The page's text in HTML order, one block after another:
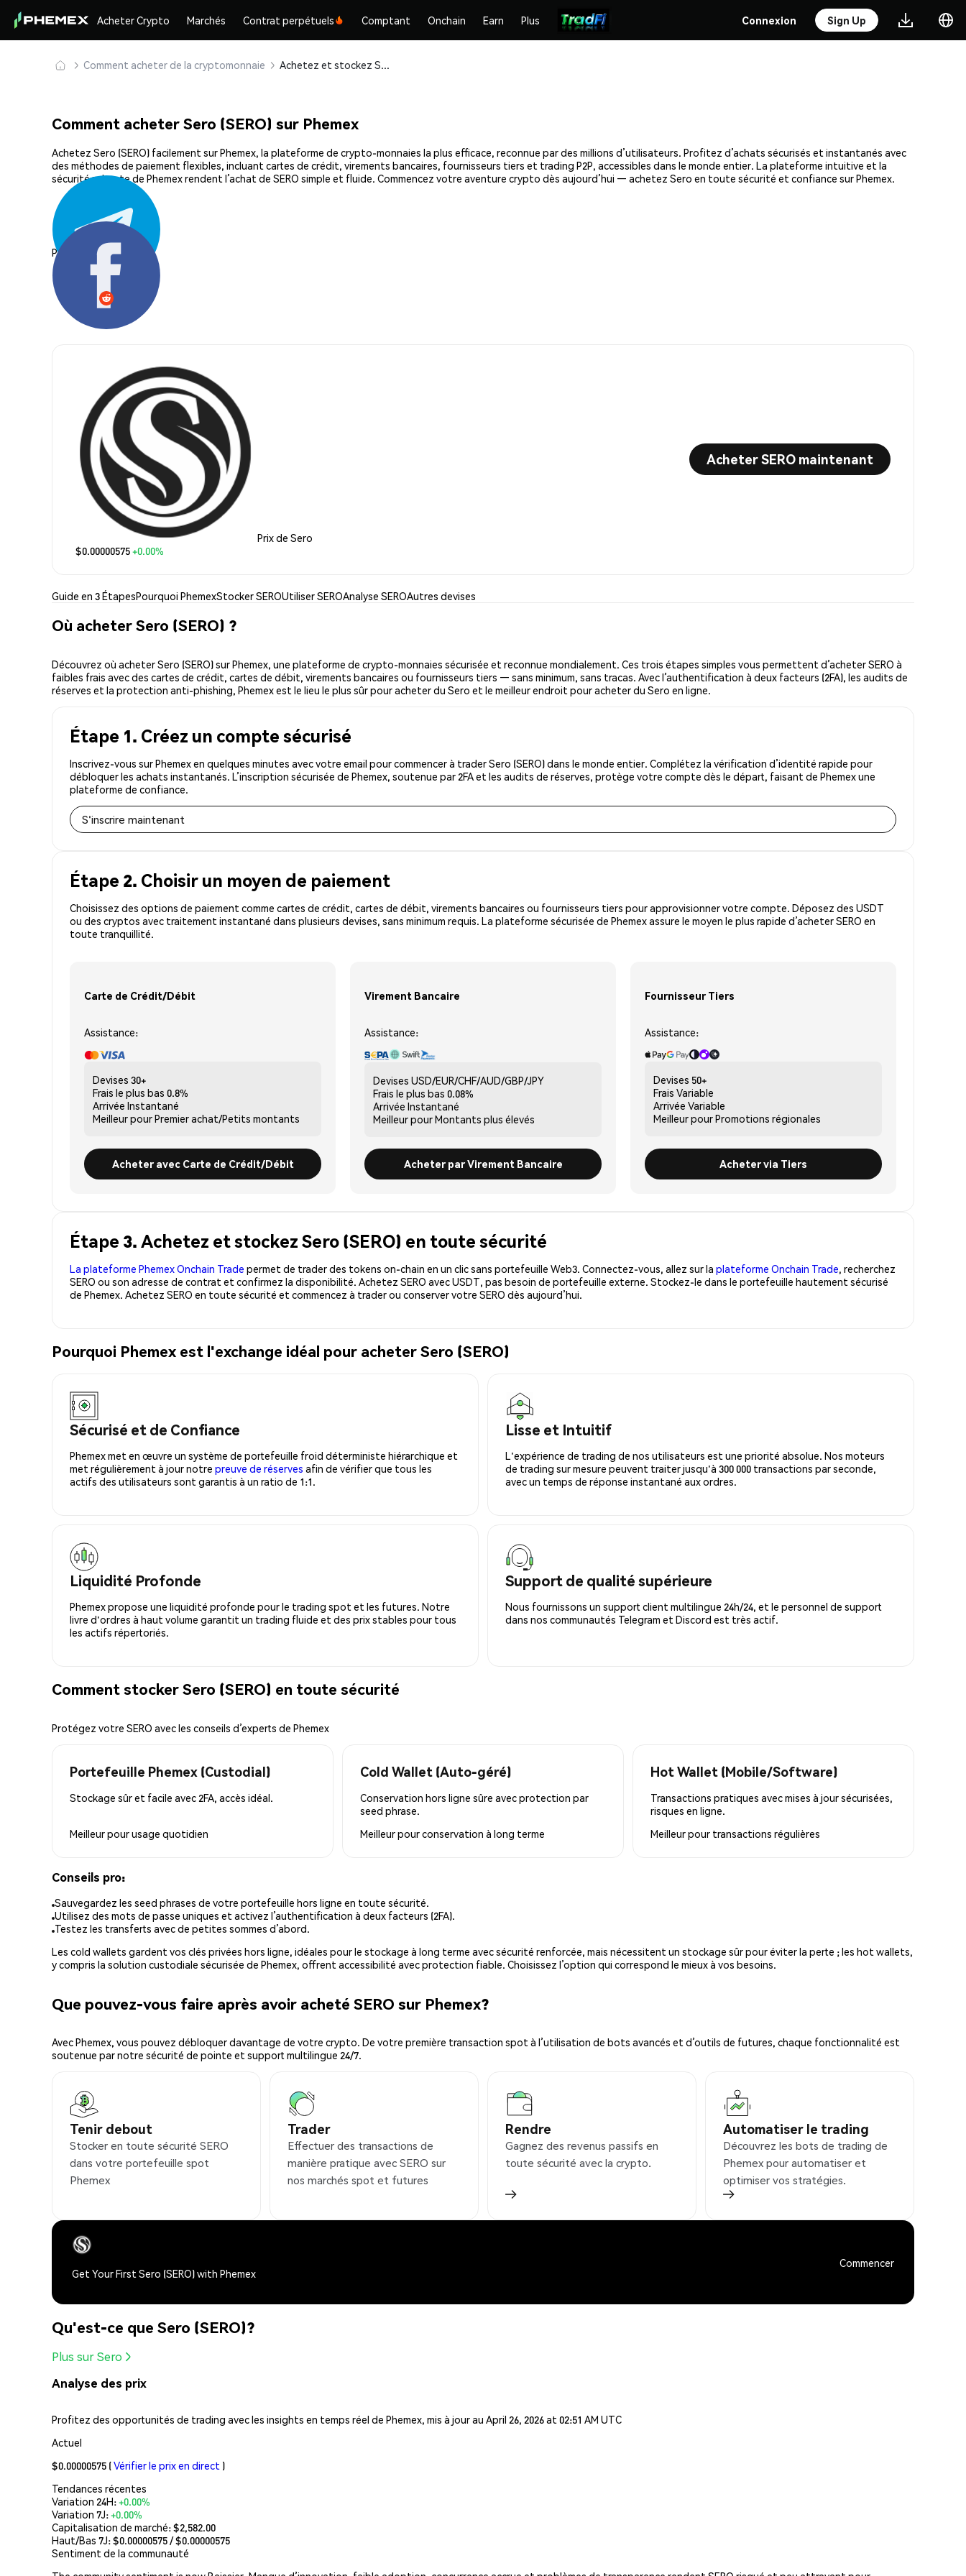
Acheter Crypto Marchés Contrat perpétuels Comptant Onchain Earn Plus Connexion Sign Up
Comment acheter de la cryptomonnaie Achetez et stockez Sero (SERO) en toute sécurité
Comment acheter Sero (SERO) sur Phemex
Achetez Sero (SERO) facilement sur Phemex, la plateforme de crypto-monnaies la plus efficace, reconnue par des millions d’utilisateurs. Profitez d’achats sécurisés et instantanés avec
des méthodes de paiement flexibles, incluant cartes de crédit, virements bancaires, fournisseurs tiers et trading P2P, accessibles dans le monde entier. La plateforme intuitive et la
sécurité robuste de Phemex rendent l’achat de SERO simple et fluide. Commencez votre aventure crypto dès aujourd’hui — achetez Sero en toute sécurité et confiance sur Phemex.
Partager:
Prix de Sero
$0.00000575+0.00%
Acheter SERO maintenant
Guide en 3 ÉtapesPourquoi PhemexStocker SEROUtiliser SEROAnalyse SEROAutres devises
Où acheter Sero (SERO) ?
Découvrez où acheter Sero (SERO) sur Phemex, une plateforme de crypto-monnaies sécurisée et reconnue mondialement. Ces trois étapes simples vous permettent d’acheter SERO à
faibles frais avec des cartes de crédit, cartes de débit, virements bancaires ou fournisseurs tiers — sans minimum, sans tracas. Avec l’authentification à deux facteurs (2FA), les audits de
réserves et la protection anti-phishing, Phemex est le lieu le plus sûr pour acheter du Sero et le meilleur endroit pour acheter du Sero en ligne.
Étape 1. Créez un compte sécurisé
Inscrivez-vous sur Phemex en quelques minutes avec votre email pour commencer à trader Sero (SERO) dans le monde entier. Complétez la vérification d’identité rapide pour
débloquer les achats instantanés. L’inscription sécurisée de Phemex, soutenue par 2FA et les audits de réserves, protège votre compte dès le départ, faisant de Phemex une
plateforme de confiance.
S'inscrire maintenant
Étape 2. Choisir un moyen de paiement
Choisissez des options de paiement comme cartes de crédit, cartes de débit, virements bancaires ou fournisseurs tiers pour approvisionner votre compte. Déposez des USDT
ou des cryptos avec traitement instantané dans plusieurs devises, sans minimum requis. La plateforme sécurisée de Phemex assure le moyen le plus rapide d’acheter SERO en
toute tranquillité.
Carte de Crédit/Débit
Assistance:
Devises 30+
Frais le plus bas 0.8%
Arrivée Instantané
Meilleur pourPremier achat/Petits montants
Acheter avec Carte de Crédit/Débit
Virement Bancaire
Assistance:
Devises USD/EUR/CHF/AUD/GBP/JPY
Frais le plus bas 0.08%
Arrivée Instantané
Meilleur pourMontants plus élevés
Acheter par Virement Bancaire
Fournisseur Tiers
Assistance:
Devises 50+
Frais Variable
Arrivée Variable
Meilleur pourPromotions régionales
Acheter via Tiers
Étape 3. Achetez et stockez Sero (SERO) en toute sécurité
La plateforme Phemex Onchain Trade permet de trader des tokens on-chain en un clic sans portefeuille Web3. Connectez-vous, allez sur la plateforme Onchain Trade, recherchez
SERO ou son adresse de contrat et confirmez la disponibilité. Achetez SERO avec USDT, pas besoin de portefeuille externe. Stockez-le dans le portefeuille hautement sécurisé
de Phemex. Achetez SERO en toute sécurité et commencez à trader ou conserver votre SERO dès aujourd’hui.
Pourquoi Phemex est l'exchange idéal pour acheter Sero (SERO)
Sécurisé et de Confiance
Phemex met en œuvre un système de portefeuille froid déterministe hiérarchique et
met régulièrement à jour notre preuve de réserves afin de vérifier que tous les
actifs des utilisateurs sont garantis à un ratio de 1:1.
Lisse et Intuitif
L'expérience de trading de nos utilisateurs est une priorité absolue. Nos moteurs
de trading sur mesure peuvent traiter jusqu'à 300 000 transactions par seconde,
avec un temps de réponse instantané aux ordres.
Liquidité Profonde
Phemex propose une liquidité profonde pour le trading spot et les futures. Notre
livre d'ordres à haut volume garantit un trading fluide et des prix stables pour tous
les actifs répertoriés.
Support de qualité supérieure
Nous fournissons un support client multilingue 24h/24, et le personnel de support
dans nos communautés Telegram et Discord est très actif.
Comment stocker Sero (SERO) en toute sécurité
Protégez votre SERO avec les conseils d’experts de Phemex
Portefeuille Phemex (Custodial)
Stockage sûr et facile avec 2FA, accès idéal.
Meilleur pourusage quotidien
Cold Wallet (Auto-géré)
Conservation hors ligne sûre avec protection par
seed phrase.
Meilleur pourconservation à long terme
Hot Wallet (Mobile/Software)
Transactions pratiques avec mises à jour sécurisées,
risques en ligne.
Meilleur pour transactions régulières
Conseils pro:
Sauvegardez les seed phrases de votre portefeuille hors ligne en toute sécurité.
Utilisez des mots de passe uniques et activez l’authentification à deux facteurs (2FA).
Testez les transferts avec de petites sommes d’abord.
Les cold wallets gardent vos clés privées hors ligne, idéales pour le stockage à long terme avec sécurité renforcée, mais nécessitent un stockage sûr pour éviter la perte ; les hot wallets,
y compris la solution custodiale sécurisée de Phemex, offrent accessibilité avec protection fiable. Choisissez l’option qui correspond le mieux à vos besoins.
Que pouvez-vous faire après avoir acheté SERO sur Phemex?
Avec Phemex, vous pouvez débloquer davantage de votre crypto. De votre première transaction spot à l’utilisation de bots avancés et d’outils de futures, chaque fonctionnalité est
soutenue par notre sécurité de pointe et support multilingue 24/7.
Tenir debout
Stocker en toute sécurité SERO
dans votre portefeuille spot
Phemex
Trader
Effectuer des transactions de
manière pratique avec SERO sur
nos marchés spot et futures
Rendre
Gagnez des revenus passifs en
toute sécurité avec la crypto.
Automatiser le trading
Découvrez les bots de trading de
Phemex pour automatiser et
optimiser vos stratégies.
Get Your First Sero (SERO) with Phemex
Commencer
Qu'est-ce que Sero (SERO)?
Plus sur Sero
Analyse des prix
Profitez des opportunités de trading avec les insights en temps réel de Phemex, mis à jour au April 26, 2026 at 02:51 AM UTC
Actuel
$0.00000575 (Vérifier le prix en direct )
Tendances récentes
Variation 24H:+0.00%
Variation 7J:+0.00%
Capitalisation de marché:$2,582.00
Haut/Bas 7J: $0.00000575/ $0.00000575
Sentiment de la communauté